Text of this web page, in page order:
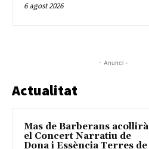
6 agost 2026
- Anunci -
Actualitat
Mas de Barberans acollirà
el Concert Narratiu de
Dona i Essència Terres de